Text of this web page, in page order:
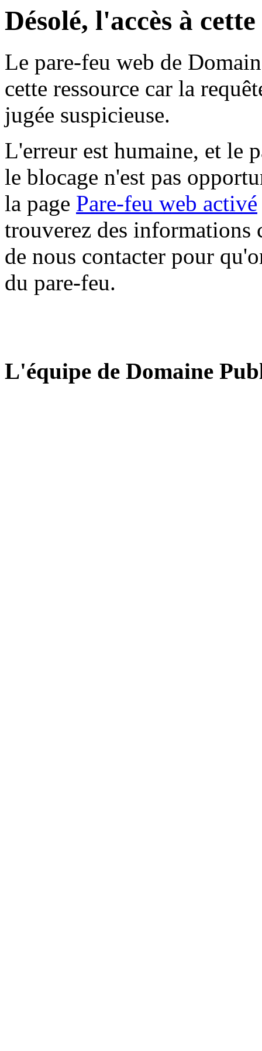
Désolé, l'accès à
Le pare-feu web de
cette ressource car la
jugée suspicieuse.
L'erreur est humaine, et le
le blocage n'est pas
la page Pare-feu web activé
trouverez des informations
de nous contacter pour
du pare-feu.
L'équipe de Domaine